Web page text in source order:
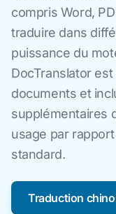
compris Word,
traduire dans
puissance du
DocTranslator
documents et
supplémentaires
usage par
standard.
Traduction